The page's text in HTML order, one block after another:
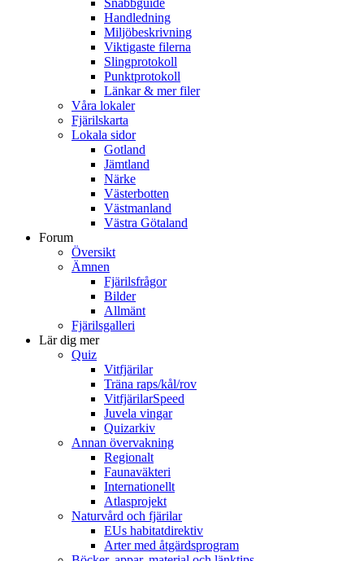
Snabbguide
Handledning
Miljöbeskrivning
Viktigaste filerna
Slingprotokoll
Punktprotokoll
Länkar & mer filer
Våra lokaler
Fjärilskarta
Lokala sidor
Gotland
Jämtland
Närke
Västerbotten
Västmanland
Västra Götaland
Forum
Översikt
Ämnen
Fjärilsfrågor
Bilder
Allmänt
Fjärilsgalleri
Lär dig mer
Quiz
Vitfjärilar
Träna raps/kål/rov
VitfjärilarSpeed
Juvela vingar
Quizarkiv
Annan övervakning
Regionalt
Faunaväkteri
Internationellt
Atlasprojekt
Naturvård och fjärilar
EUs habitatdirektiv
Arter med åtgärdsprogram